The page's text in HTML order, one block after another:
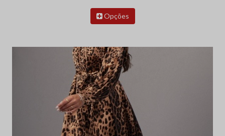
Opções